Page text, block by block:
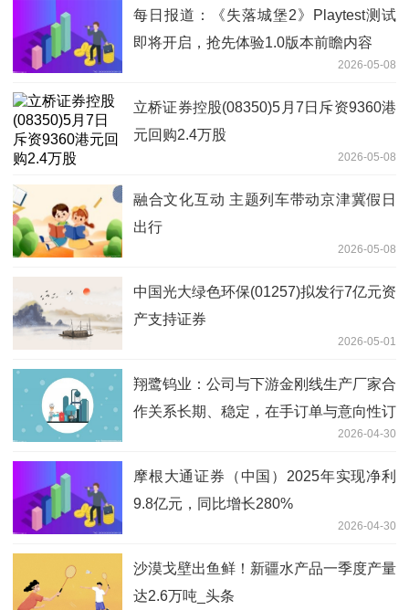
每日报道：《失落城堡2》Playtest测试
即将开启，抢先体验1.0版本前瞻内容
2026-05-08
立桥证券控股(08350)5月7日斥资9360港
元回购2.4万股
2026-05-08
融合文化互动 主题列车带动京津冀假日
出行
2026-05-08
中国光大绿色环保(01257)拟发行7亿元资
产支持证券
2026-05-01
翔鹭钨业：公司与下游金刚线生产厂家合
作关系长期、稳定，在手订单与意向性订
2026-04-30
摩根大通证券（中国）2025年实现净利
9.8亿元，同比增长280%
2026-04-30
沙漠戈壁出鱼鲜！新疆水产品一季度产量
达2.6万吨_头条